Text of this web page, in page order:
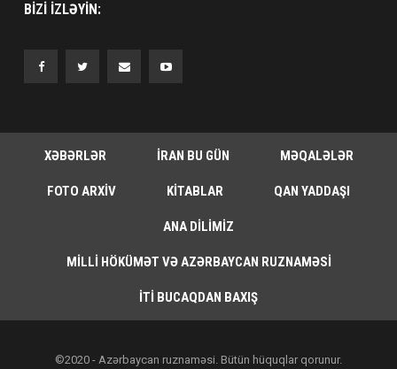
BIZI IZLƏYIN:
XƏBƏRLƏR İRAN BU GÜN MƏQALƏLƏR
FOTO ARXIV KITABLAR QAN YADDAŞI
ANA DILIMIZ
MILLI HÖKÜMƏT VƏ AZƏRBAYCAN RUZNAMƏSI
İTI BUCAQDAN BAXIŞ
©2020 - Azərbaycan ruznaməsi. Bütün hüquqlar qorunur.